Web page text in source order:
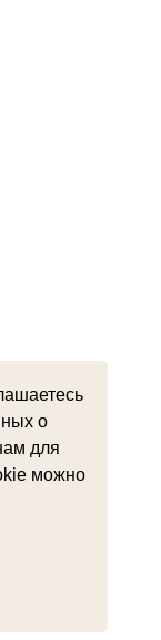
о
для
можно
услуг